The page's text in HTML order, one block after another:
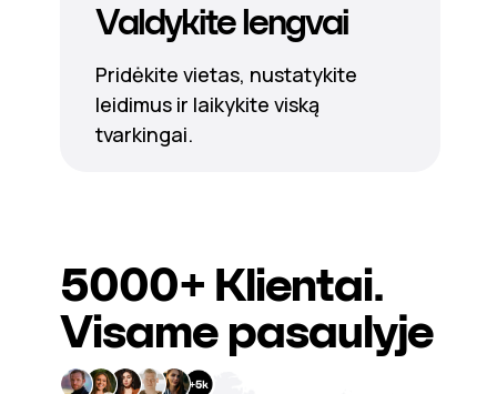
Valdykite lengvai
Pridėkite vietas, nustatykite
leidimus ir laikykite viską
tvarkingai.
5000+ Klientai.
Visame pasaulyje